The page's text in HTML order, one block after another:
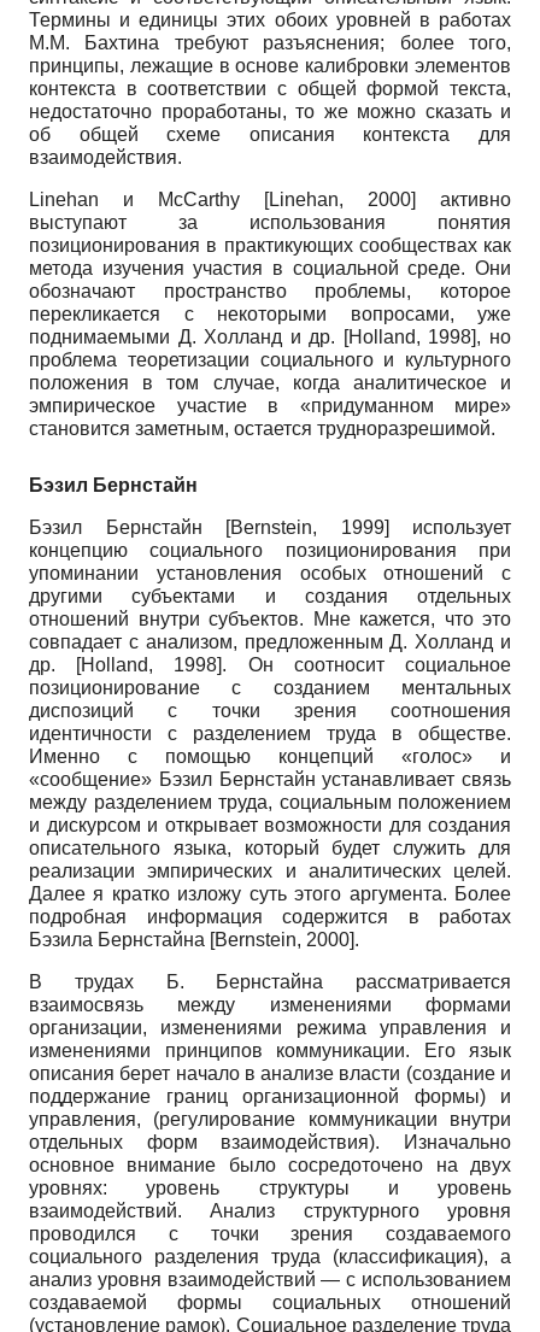
Термины и единицы этих обоих уровней в работах
М.М. Бахтина требуют разъяснения; более того,
принципы, лежащие в основе калибровки элементов
контекста в соответствии с общей формой текста,
недостаточно проработаны, то же можно сказать и
об общей схеме описания контекста для
взаимодействия.
Linehan и McCarthy [Linehan, 2000]
активно
выступают за использования понятия
позиционирования в практикующих сообществах как
метода изучения участия в социальной среде. Они
обозначают пространство проблемы, которое
перекликается с некоторыми вопросами, уже
поднимаемыми Д. Холланд и др. [Holland, 1998], но
проблема теоретизации социального и культурного
положения в том случае, когда аналитическое и
эмпирическое участие в «придуманном мире»
становится заметным, остается трудноразрешимой.
Бэзил Бернстайн
Бэзил Бернстайн [Bernstein, 1999] использует
концепцию социального позиционирования при
упоминании установления особых отношений с
другими субъектами и создания отдельных
отношений внутри субъектов. Мне кажется, что это
совпадает с анализом, предложенным Д. Холланд и
др.
[Holland, 1998]. Он соотносит социальное
позиционирование с созданием ментальных
диспозиций с точки зрения соотношения
идентичности с разделением труда в обществе.
Именно с помощью концепций «голос» и
«сообщение» Бэзил Бернстайн устанавливает связь
между разделением труда, социальным положением
и дискурсом и открывает возможности для создания
описательного языка, который будет служить для
реализации эмпирических и аналитических целей.
Далее я кратко изложу суть этого аргумента. Более
подробная информация содержится в работах
Бэзила Бернстайна [Bernstein, 2000].
В трудах Б. Бернстайна рассматривается
взаимосвязь между изменениями формами
организации, изменениями режима управления и
изменениями принципов коммуникации. Его язык
описания берет начало в анализе власти (создание и
поддержание границ организационной формы) и
управления, (регулирование коммуникации внутри
отдельных форм взаимодействия). Изначально
основное внимание было сосредоточено на двух
уровнях: уровень структуры и уровень
взаимодействий. Анализ структурного уровня
проводился с точки зрения создаваемого
социального разделения труда (классификация), а
анализ уровня взаимодействий — с использованием
создаваемой формы социальных отношений
(установление рамок). Социальное разделение труда